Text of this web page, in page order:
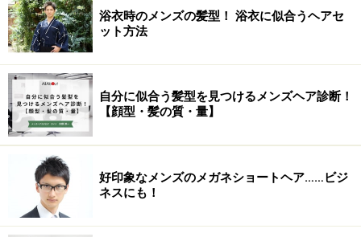
浴衣時のメンズの髪型！ 浴衣に似合うヘアセ
ット方法
自分に似合う髪型を見つけるメンズヘア診断！
【顔型・髪の質・量】
好印象なメンズのメガネショートヘア……ビジ
ネスにも！